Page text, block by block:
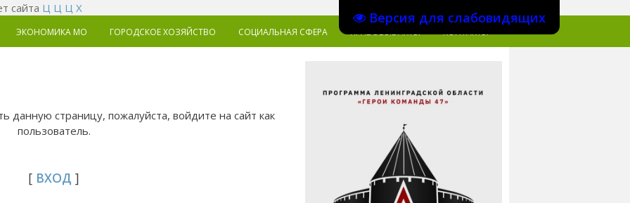
Версия для слабовидящих
сайта Ц Ц Ц Х
ЭКОНОМИКА MO ГОРОДСКОЕ ХОЗЯЙСТВО СОЦИАЛЬНАЯ СФЕРА ПРАВОВЫЕ АКТЫ КОНТАКТЫ
данную страницу, пожалуйста, войдите на сайт как
пользователь.
[ ВХОД ]